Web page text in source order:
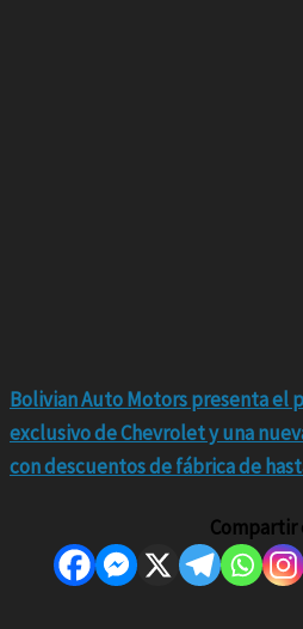
Bolivian Auto Motors presenta el
exclusivo de Chevrolet y una
con descuentos de fábrica de
Compartir